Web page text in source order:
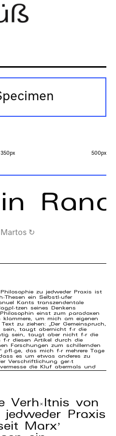
350px 500px
↻
zu jedweder Praxis ist
Thesen ein Selbstläufer
Kants transzendentale
seines Denkens
einst zum paradoxen
um mich am eigenen
zu ziehen: „Der Gemeinspruch,
sein, taugt abernicht für die
sein, taugt aber nicht für die
für diesen Artikel durch die
Forschungen zum schillernden
pflüge, das mich für mehrere Tage
es um etwas anderes zu
Verschriftlichung gerät
die Kluf abermals und
das Design, das sich im
Muss abermals gegen
Denunziation als Ornament
gutem Design? Nichts, im
der Kulturtechnik Schrift“3 und
den „Prämissen eines
nicht wirklich die Gestaltung
Ordnungen begreifen,
Wissen innewohnt, treiben
SchreiberInnen wenigstens
Verhältnis von
jedweder Praxis
Marx’